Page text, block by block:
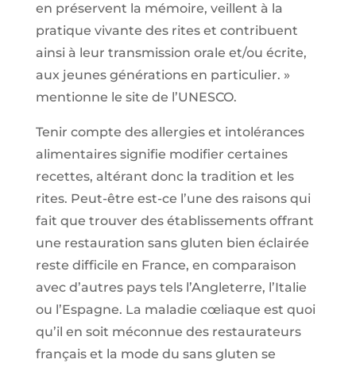
en préservent la mémoire, veillent à la
pratique vivante des rites et contribuent
ainsi à leur transmission orale et/ou écrite,
aux jeunes générations en particulier. »
mentionne le site de l’UNESCO.
Tenir compte des allergies et intolérances
alimentaires signifie modifier certaines
recettes, altérant donc la tradition et les
rites. Peut-être est-ce l’une des raisons qui
fait que trouver des établissements offrant
une restauration sans gluten bien éclairée
reste difficile en France, en comparaison
avec d’autres pays tels l’Angleterre, l’Italie
ou l’Espagne. La maladie cœliaque est quoi
qu’il en soit méconnue des restaurateurs
français et la mode du sans gluten se